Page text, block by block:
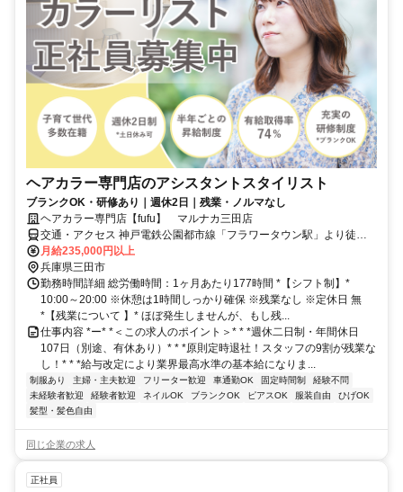
ヘアカラー専門店のアシスタントスタイリスト
ブランクOK・研修あり｜週休2日｜残業・ノルマなし
ヘアカラー専門店【fufu】 マルナカ三田店
交通・アクセス 神戸電鉄公園都市線「フラワータウン駅」より徒歩
23分
月給235,000円以上
兵庫県三田市
勤務時間詳細 総労働時間：1ヶ月あたり177時間 *【シフト制】*
10:00～20:00 ※休憩は1時間しっかり確保 ※残業なし ※定休日 無
*【残業について 】* ほぼ発生しませんが、もし残...
仕事内容 *ー* *＜この求人のポイント＞* * *週休二日制・年間休日
107日（別途、有休あり）* * *原則定時退社！スタッフの9割が残業な
し！* * *給与改定により業界最高水準の基本給になりま...
制服あり 主婦・主夫歓迎 フリーター歓迎 車通勤OK 固定時間制
経験不問
未経験者歓迎
経験者歓迎 ネイルOK ブランクOK ピアスOK 服装自由
ひげOK
髪型・髪色自由
同じ企業の求人
正社員